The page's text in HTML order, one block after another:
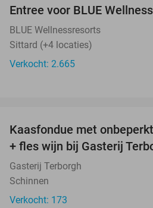
Entree voor BLUE
BLUE Wellnessresorts
Sittard (+4 locaties)
Verkocht: 2.665
Kaasfondue met
+ fles wijn bij Gasterij
Gasterij Terborgh
Schinnen
Verkocht: 173